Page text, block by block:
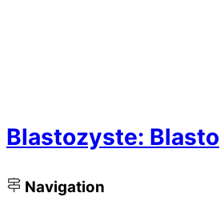
Blastozyste: Blasto
Navigation